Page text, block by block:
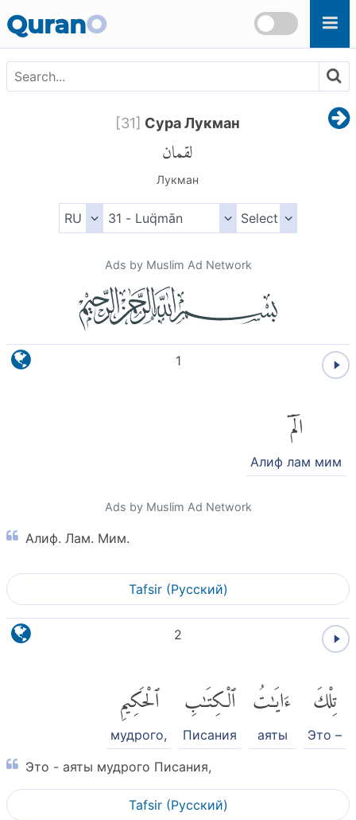
QuranO
[31] Сура Лукман
لقمان
Лукман
Ads by Muslim Ad Network
1
الٓمٓ
Алиф лам мим
Ads by Muslim Ad Network
Алиф. Лам. Мим.
Tafsir (Pусский)
2
تِلْكَ
Это –
ءَايَٰتُ
аяты
ٱلْكِتَٰبِ
Писания
ٱلْحَكِيمِ
мудрого,
Это - аяты мудрого Писания,
Tafsir (Pусский)